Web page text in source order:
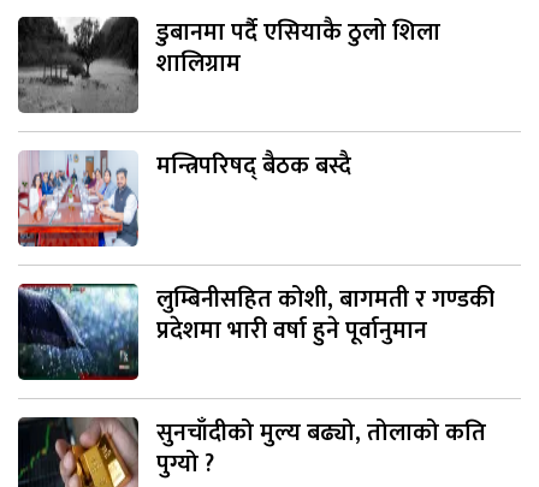
डुबानमा पर्दै एसियाकै ठुलो शिला
शालिग्राम
मन्त्रिपरिषद् बैठक बस्दै
लुम्बिनीसहित कोशी, बागमती र गण्डकी
प्रदेशमा भारी वर्षा हुने पूर्वानुमान
सुनचाँदीको मुल्य बढ्यो, तोलाको कति
पुग्यो ?